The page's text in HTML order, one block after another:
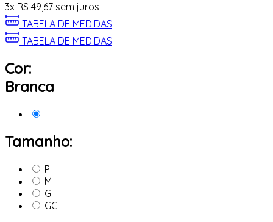
3x R$ 49,67 sem juros
TABELA DE MEDIDAS
TABELA DE MEDIDAS
Cor:
Branca
Tamanho:
P
M
G
GG